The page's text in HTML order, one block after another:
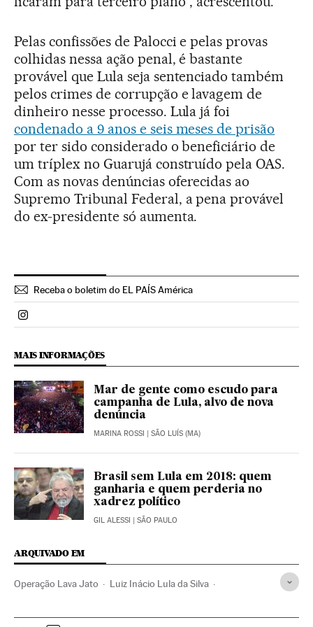
Pelas confissões de Palocci e pelas provas
colhidas nessa ação penal, é bastante
provável que Lula seja sentenciado também
pelos crimes de corrupção e lavagem de
dinheiro nesse processo. Lula já foi
condenado a 9 anos e seis meses de prisão
por ter sido considerado o beneficiário de
um tríplex no Guarujá construído pela OAS.
Com as novas denúncias oferecidas ao
Supremo Tribunal Federal, a pena provável
do ex-presidente só aumenta.
Receba o boletim do EL PAÍS América
Politica El País Brasil en Instagram
MAIS INFORMAÇÕES
Mar de gente como escudo para
campanha de Lula, alvo de nova
denúncia
MARINA ROSSI | SÃO LUÍS (MA)
Brasil sem Lula em 2018: quem
ganharia e quem perderia no
xadrez político
GIL ALESSI | SÃO PAULO
ARQUIVADO EM
Operação Lava Jato Luiz Inácio Lula da Silva